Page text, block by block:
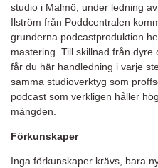
studio i Malmö, under ledning
Ilström från Poddcentralen
grunderna podcastproduktion
mastering. Till skillnad från
får du här handledning i varje
samma studioverktyg som
podcast som verkligen håller
mängden.
Förkunskaper
Inga förkunskaper krävs, bara